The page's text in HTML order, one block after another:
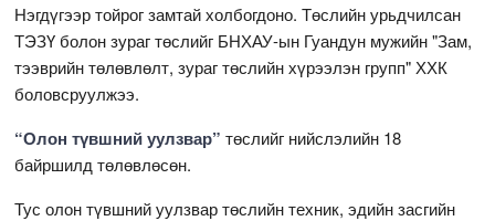
Нэгдүгээр тойрог замтай холбогдоно. Төслийн урьдчилсан
ТЭЗҮ болон зураг төслийг БНХАУ-ын Гуандун мужийн "Зам,
тээврийн төлөвлөлт, зураг төслийн хүрээлэн групп" ХХК
боловсруулжээ.
“Олон түвшний уулзвар” төслийг нийслэлийн 18
байршилд төлөвлөсөн.
Тус олон түвшний уулзвар төслийн техник, эдийн засгийн